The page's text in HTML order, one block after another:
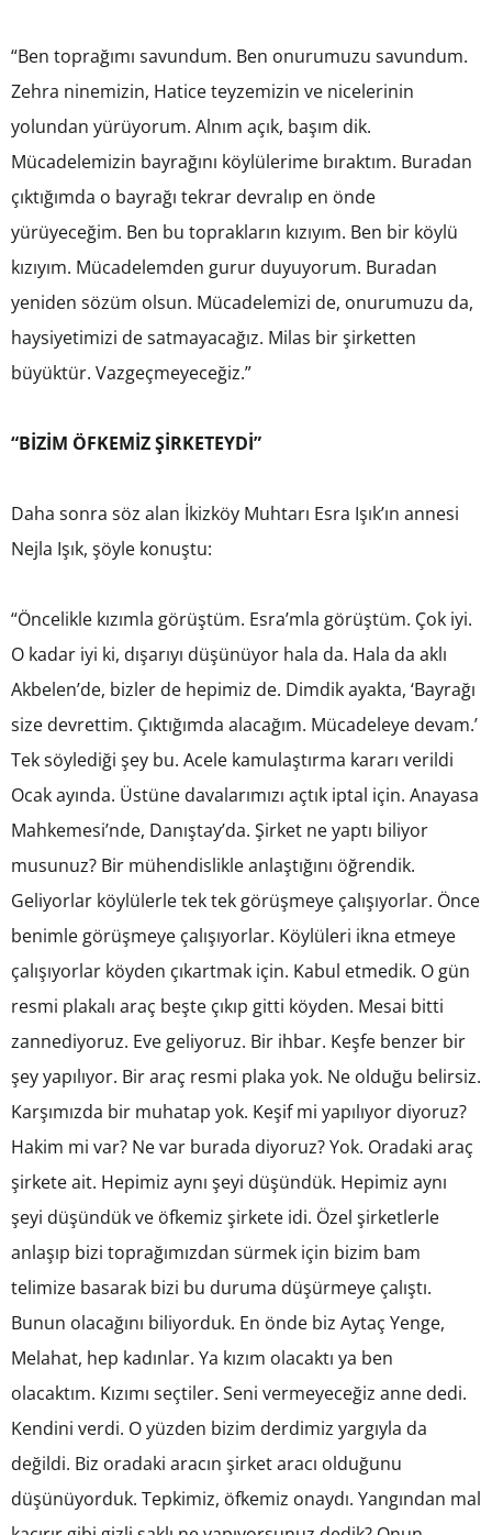
“Ben toprağımı savundum. Ben onurumuzu savundum.
Zehra ninemizin, Hatice teyzemizin ve nicelerinin
yolundan yürüyorum. Alnım açık, başım dik.
Mücadelemizin bayrağını köylülerime bıraktım. Buradan
çıktığımda o bayrağı tekrar devralıp en önde
yürüyeceğim. Ben bu toprakların kızıyım. Ben bir köylü
kızıyım. Mücadelemden gurur duyuyorum. Buradan
yeniden sözüm olsun. Mücadelemizi de, onurumuzu da,
haysiyetimizi de satmayacağız. Milas bir şirketten
büyüktür. Vazgeçmeyeceğiz.”
“BİZİM ÖFKEMİZ ŞİRKETEYDİ”
Daha sonra söz alan İkizköy Muhtarı Esra Işık’ın annesi
Nejla Işık, şöyle konuştu:
“Öncelikle kızımla görüştüm. Esra’mla görüştüm. Çok iyi.
O kadar iyi ki, dışarıyı düşünüyor hala da. Hala da aklı
Akbelen’de, bizler de hepimiz de. Dimdik ayakta, ‘Bayrağı
size devrettim. Çıktığımda alacağım. Mücadeleye devam.’
Tek söylediği şey bu. Acele kamulaştırma kararı verildi
Ocak ayında. Üstüne davalarımızı açtık iptal için. Anayasa
Mahkemesi’nde, Danıştay’da. Şirket ne yaptı biliyor
musunuz? Bir mühendislikle anlaştığını öğrendik.
Geliyorlar köylülerle tek tek görüşmeye çalışıyorlar. Önce
benimle görüşmeye çalışıyorlar. Köylüleri ikna etmeye
çalışıyorlar köyden çıkartmak için. Kabul etmedik. O gün
resmi plakalı araç beşte çıkıp gitti köyden. Mesai bitti
zannediyoruz. Eve geliyoruz. Bir ihbar. Keşfe benzer bir
şey yapılıyor. Bir araç resmi plaka yok. Ne olduğu belirsiz.
Karşımızda bir muhatap yok. Keşif mi yapılıyor diyoruz?
Hakim mi var? Ne var burada diyoruz? Yok. Oradaki araç
şirkete ait. Hepimiz aynı şeyi düşündük. Hepimiz aynı
şeyi düşündük ve öfkemiz şirkete idi. Özel şirketlerle
anlaşıp bizi toprağımızdan sürmek için bizim bam
telimize basarak bizi bu duruma düşürmeye çalıştı.
Bunun olacağını biliyorduk. En önde biz Aytaç Yenge,
Melahat, hep kadınlar. Ya kızım olacaktı ya ben
olacaktım. Kızımı seçtiler. Seni vermeyeceğiz anne dedi.
Kendini verdi. O yüzden bizim derdimiz yargıyla da
değildi. Biz oradaki aracın şirket aracı olduğunu
düşünüyorduk. Tepkimiz, öfkemiz onaydı. Yangından mal